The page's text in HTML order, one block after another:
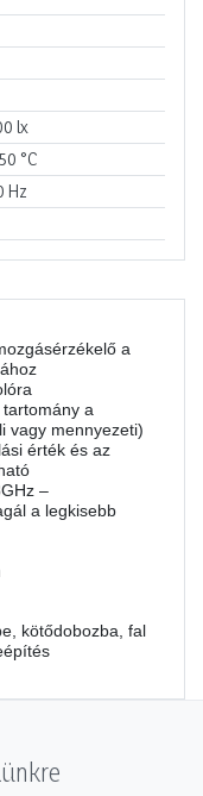
lx
°C
Hz
a
a
vagy mennyezeti)
érték és az
–
a legkisebb
kötődobozba, fal